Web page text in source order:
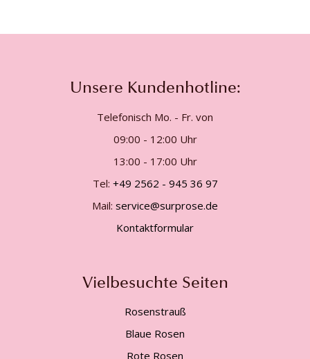
Unsere Kundenhotline:
Telefonisch Mo. - Fr. von
09:00 - 12:00 Uhr
13:00 - 17:00 Uhr
Tel: +49 2562 - 945 36 97
Mail: service@surprose.de
Kontaktformular
Vielbesuchte Seiten
Rosenstrauß
Blaue Rosen
Rote Rosen